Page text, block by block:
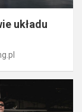
układu